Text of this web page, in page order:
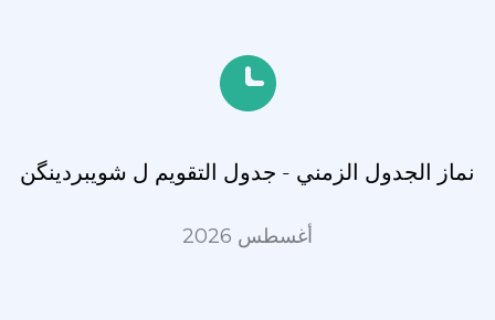
نماز الجدول الزمني - جدول التقويم ل شویبردینگن
أغسطس 2026